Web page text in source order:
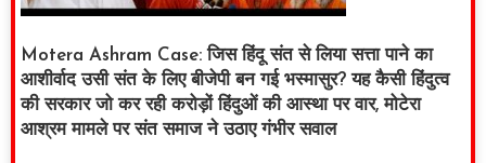
Motera Ashram Case: जिस हिंदू संत से लिया सत्ता पाने का
आशीर्वाद उसी संत के लिए बीजेपी बन गई भस्मासुर? यह कैसी हिंदुत्व
की सरकार जो कर रही करोड़ों हिंदुओं की आस्था पर वार, मोटेरा
आश्रम मामले पर संत समाज ने उठाए गंभीर सवाल